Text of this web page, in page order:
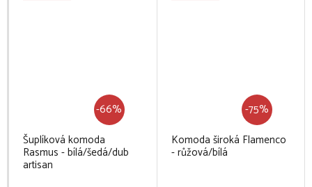
-66%
Šuplíková komoda
Rasmus - bílá/šedá/dub
artisan
-75%
Komoda široká Flamenco
- růžová/bílá